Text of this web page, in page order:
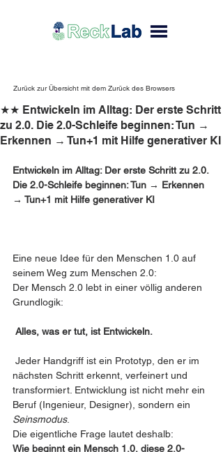
Zurück zur Übersicht mit dem Zurück des Browsers
★★ Entwickeln im Alltag: Der erste Schritt
zu 2.0. Die 2.0-Schleife beginnen: Tun →
Erkennen → Tun+1 mit Hilfe generativer KI
Entwickeln im Alltag: Der erste Schritt zu 2.0.
Die 2.0-Schleife beginnen: Tun → Erkennen
→ Tun+1 mit Hilfe generativer KI
Eine neue Idee für den Menschen 1.0 auf
seinem Weg zum Menschen 2.0:
Der Mensch 2.0 lebt in einer völlig anderen
Grundlogik:
Alles, was er tut, ist Entwickeln.
Jeder Handgriff ist ein Prototyp, den er im
nächsten Schritt erkennt, verfeinert und
transformiert. Entwicklung ist nicht mehr ein
Beruf (Ingenieur, Designer), sondern ein
Seinsmodus.
Die eigentliche Frage lautet deshalb:
Wie beginnt ein Mensch 1.0, diese 2.0-